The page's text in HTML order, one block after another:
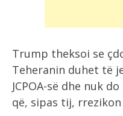
Trump theksoi se
Teheranin duhet të
JCPOA-së dhe nuk
që, sipas tij,